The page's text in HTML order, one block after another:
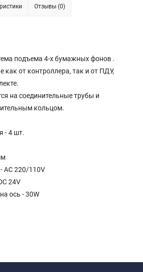
Отзывы (0)
подъема 4-х бумажных фонов .
как от контроллера, так и от ПДУ,
на соединительные трубы и
кольцом.
- 4 шт.
AC 220/110V
24V
ось - 30W